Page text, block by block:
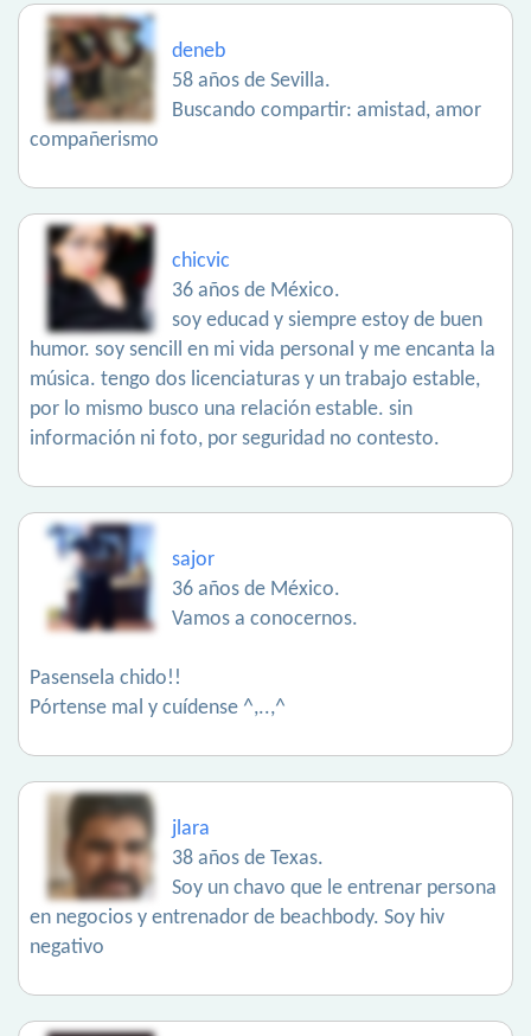
deneb
58 años de Sevilla.
Buscando compartir: amistad, amor
compañerismo
chicvic
36 años de México.
soy educad y siempre estoy de buen
humor. soy sencill en mi vida personal y me encanta la
música. tengo dos licenciaturas y un trabajo estable,
por lo mismo busco una relación estable. sin
información ni foto, por seguridad no contesto.
sajor
36 años de México.
Vamos a conocernos.
Pasensela chido!!
Pórtense mal y cuídense ^,..,^
jlara
38 años de Texas.
Soy un chavo que le entrenar persona
en negocios y entrenador de beachbody. Soy hiv
negativo